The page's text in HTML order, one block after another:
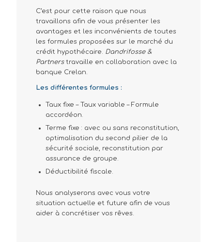
C’est pour cette raison que nous
travaillons afin de vous présenter les
avantages et les inconvénients de toutes
les formules proposées sur le marché du
crédit hypothécaire. Dandrifosse &
Partnerstravaille en collaboration avec la
banque Crelan.
Les différentes formules :
Taux fixe – Taux variable – Formule
accordéon.
Terme fixe : avec ou sans reconstitution,
optimalisation du second pilier de la
sécurité sociale, reconstitution par
assurance de groupe.
Déductibilité fiscale.
Nous analyserons avec vous votre
situation actuelle et future afin de vous
aider à concrétiser vos rêves.